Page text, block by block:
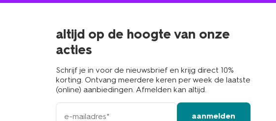
in
altijd op de hoogte van onze
acties
Schrijf je in voor de nieuwsbrief en krijg direct 10%
korting. Ontvang meerdere keren per week de laatste
(online) aanbiedingen. Afmelden kan altijd.
e-
mailadres
aanmelden